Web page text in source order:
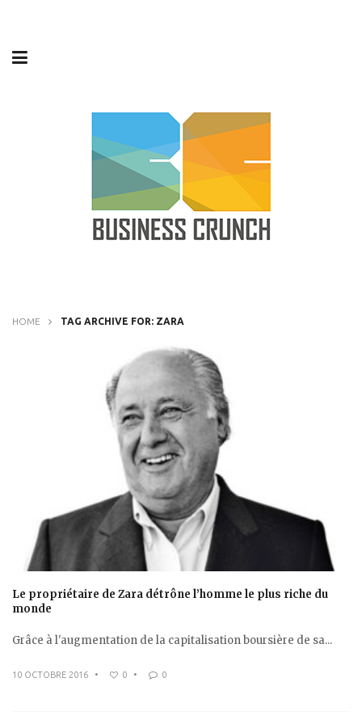
HOME TAG ARCHIVE FOR: ZARA
Le propriétaire de Zara détrône l’homme le plus riche du
monde
Grâce à l'augmentation de la capitalisation boursière de sa...
10 OCTOBRE 2016 • 0 • 0